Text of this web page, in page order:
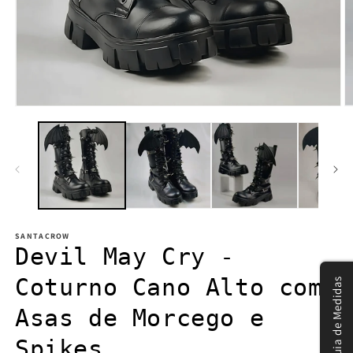
media
SANTACROW
Devil May Cry -
Coturno Cano Alto com
Asas de Morcego e
Guia de Medidas